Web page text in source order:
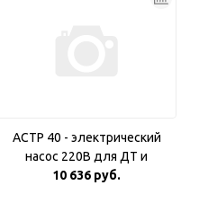
ACTP 40 - электрический
насос 220В для ДТ и
керосина, 40л/мин
10 636 руб.